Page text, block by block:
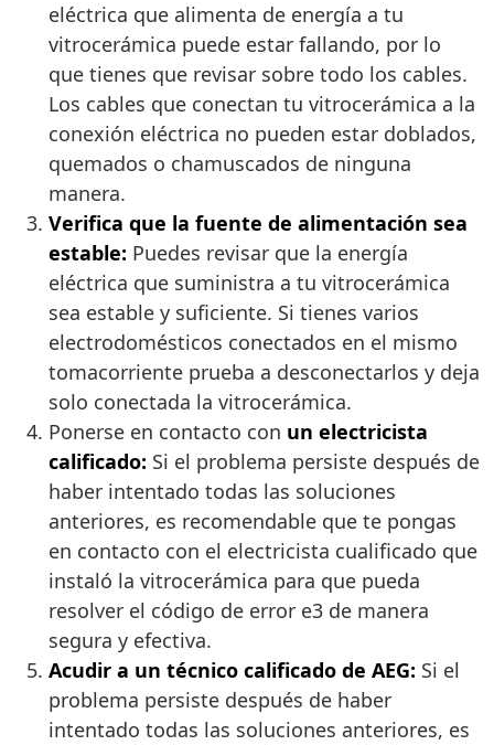
eléctrica que alimenta de energía a tu
vitrocerámica puede estar fallando, por lo
que tienes que revisar sobre todo los cables.
Los cables que conectan tu vitrocerámica a la
conexión eléctrica no pueden estar doblados,
quemados o chamuscados de ninguna
manera.
Verifica que la fuente de alimentación sea
estable: Puedes revisar que la energía
eléctrica que suministra a tu vitrocerámica
sea estable y suficiente. Si tienes varios
electrodomésticos conectados en el mismo
tomacorriente prueba a desconectarlos y deja
solo conectada la vitrocerámica.
Ponerse en contacto con un electricista
calificado: Si el problema persiste después de
haber intentado todas las soluciones
anteriores, es recomendable que te pongas
en contacto con el electricista cualificado que
instaló la vitrocerámica para que pueda
resolver el código de error e3 de manera
segura y efectiva.
Acudir a un técnico calificado de AEG: Si el
problema persiste después de haber
intentado todas las soluciones anteriores, es